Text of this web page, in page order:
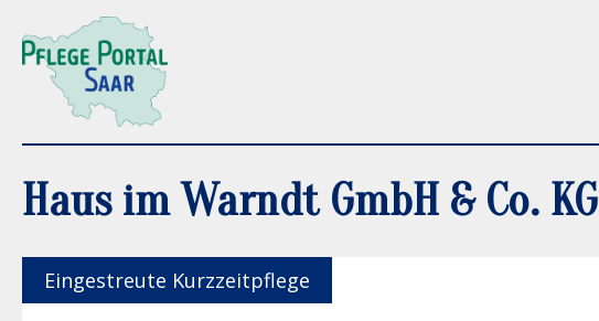
Haus im Warndt GmbH & Co. KG
Eingestreute Kurzzeitpflege